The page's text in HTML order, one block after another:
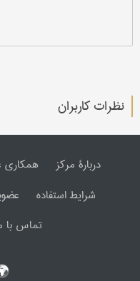
نظرات کاربران
دربارۀ مرکز همکاری
شرایط استفاده
تماس با